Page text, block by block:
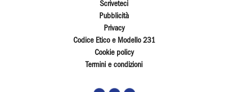
Scriveteci
Pubblicità
Privacy
Codice Etico e Modello 231
Cookie policy
Termini e condizioni